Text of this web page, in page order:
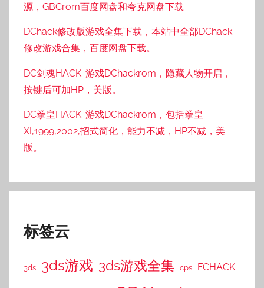
源，GBCrom百度网盘和夸克网盘下载
DChack修改版游戏全集下载，本站中全部DChack
修改游戏合集，百度网盘下载。
DC剑魂HACK-游戏DChackrom，隐藏人物开启，
按键后可加HP，美版。
DC拳皇HACK-游戏DChackrom，包括拳皇
XI,1999,2002,招式简化，能力不减，HP不减，美
版。
标签云
3ds 3ds游戏 3ds游戏全集 cps FCHACK